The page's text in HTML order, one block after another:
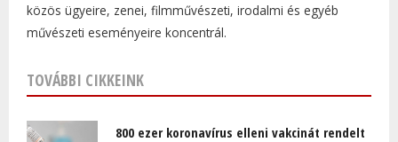
közös ügyeire, zenei, filmművészeti, irodalmi és egyéb
művészeti eseményeire koncentrál.
TOVÁBBI CIKKEINK
800 ezer koronavírus elleni vakcinát rendelt